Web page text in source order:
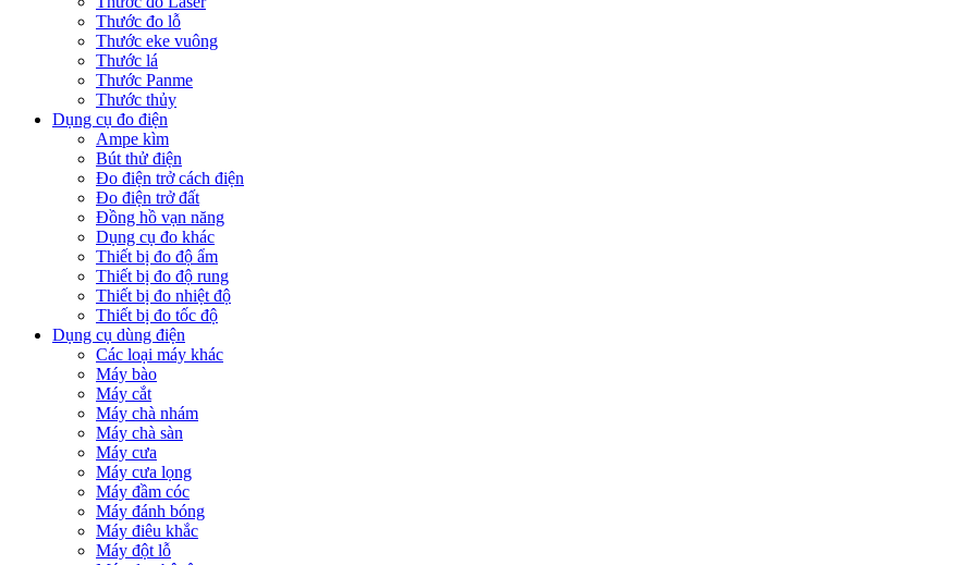
Thước đo lỗ
Thước eke vuông
Thước lá
Thước Panme
Thước thủy
Dụng cụ đo điện
Ampe kìm
Bút thử điện
Đo điện trở cách điện
Đo điện trở đất
Đồng hồ vạn năng
Dụng cụ đo khác
Thiết bị đo độ ẩm
Thiết bị đo độ rung
Thiết bị đo nhiệt độ
Thiết bị đo tốc độ
Dụng cụ dùng điện
Các loại máy khác
Máy bào
Máy cắt
Máy chà nhám
Máy chà sàn
Máy cưa
Máy cưa lọng
Máy đầm cóc
Máy đánh bóng
Máy điêu khắc
Máy đột lỗ